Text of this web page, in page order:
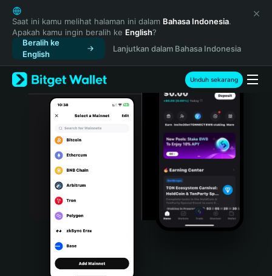
English
日本語
Tiếng Việt
Русский
Español (Latinoamérica)
Türkçe
Italiano
Português (Portugal)
Bahasa Indonesia
Português (Brasil)
Español (Argentina)
Saat ini kamu melihat halaman ini dalam Bahasa Indonesia.
Apakah kamu ingin beralih ke English?
Beralih ke
English
Lanjutkan dalam Bahasa Indonesia
Unduh sekarang